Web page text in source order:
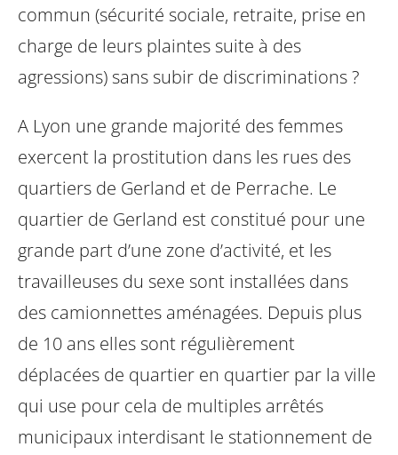
commun (sécurité sociale, retraite, prise en
charge de leurs plaintes suite à des
agressions) sans subir de discriminations ?
A Lyon une grande majorité des femmes
exercent la prostitution dans les rues des
quartiers de Gerland et de Perrache. Le
quartier de Gerland est constitué pour une
grande part d’une zone d’activité, et les
travailleuses du sexe sont installées dans
des camionnettes aménagées. Depuis plus
de 10 ans elles sont régulièrement
déplacées de quartier en quartier par la ville
qui use pour cela de multiples arrêtés
municipaux interdisant le stationnement de